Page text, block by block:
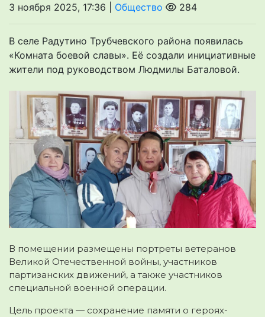
3 ноября 2025, 17:36 | Общество 284
В селе Радутино Трубчевского района появилась
«Комната боевой славы». Её создали инициативные
жители под руководством Людмилы Баталовой.
В помещении размещены портреты ветеранов
Великой Отечественной войны, участников
партизанских движений, а также участников
специальной военной операции.
Цель проекта — сохранение памяти о героях-